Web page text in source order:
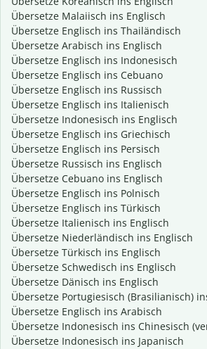
Übersetze Malaiisch ins Englisch
Übersetze Englisch ins Thailändisch
Übersetze Arabisch ins Englisch
Übersetze Englisch ins Indonesisch
Übersetze Englisch ins Cebuano
Übersetze Englisch ins Russisch
Übersetze Englisch ins Italienisch
Übersetze Indonesisch ins Englisch
Übersetze Englisch ins Griechisch
Übersetze Englisch ins Persisch
Übersetze Russisch ins Englisch
Übersetze Cebuano ins Englisch
Übersetze Englisch ins Polnisch
Übersetze Englisch ins Türkisch
Übersetze Italienisch ins Englisch
Übersetze Niederländisch ins Englisch
Übersetze Türkisch ins Englisch
Übersetze Schwedisch ins Englisch
Übersetze Dänisch ins Englisch
Übersetze Portugiesisch (Brasilianisch)
Übersetze Englisch ins Arabisch
Übersetze Indonesisch ins Chinesisch
Übersetze Indonesisch ins Japanisch